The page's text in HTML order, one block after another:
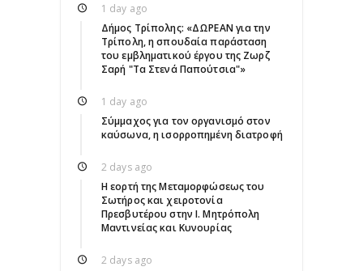
1 day ago
Δήμος Τρίπολης: «ΔΩΡΕΑΝ για την
Τρίπολη, η σπουδαία παράσταση
του εμβληματικού έργου της Ζωρζ
Σαρή "Τα Στενά Παπούτσια"»
1 day ago
Σύμμαχος για τον οργανισμό στον
καύσωνα, η ισορροπημένη διατροφή
2 days ago
Η εορτή της Μεταμορφώσεως του
Σωτήρος και χειροτονία
Πρεσβυτέρου στην Ι. Μητρόπολη
Μαντινείας και Κυνουρίας
2 days ago